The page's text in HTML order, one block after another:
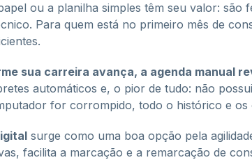
ou a planilha simples têm seu valor: são
Para quem está no primeiro mês de
sua carreira avança, a agenda manual
automáticos e, o pior de tudo: não possui
for corrompido, todo o histórico e
surge como uma boa opção pela
facilita a marcação e a remarcação de